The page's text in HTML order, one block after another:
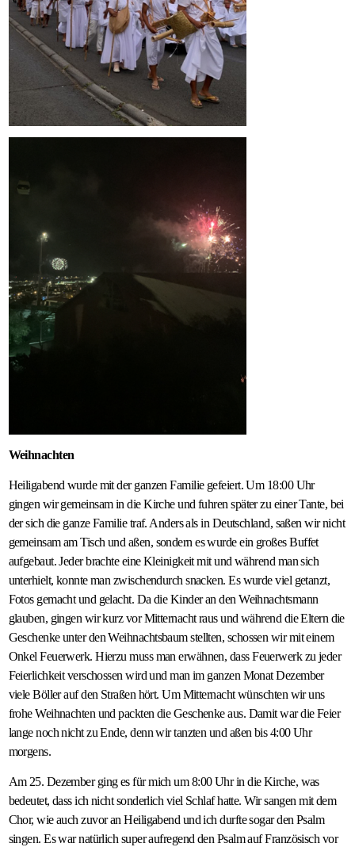
Weihnachten
Heiligabend wurde mit der ganzen Familie gefeiert. Um 18:00 Uhr
gingen wir gemeinsam in die Kirche und fuhren später zu einer Tante, bei
der sich die ganze Familie traf. Anders als in Deutschland, saßen wir nicht
gemeinsam am Tisch und aßen, sondern es wurde ein großes Buffet
aufgebaut. Jeder brachte eine Kleinigkeit mit und während man sich
unterhielt, konnte man zwischendurch snacken. Es wurde viel getanzt,
Fotos gemacht und gelacht. Da die Kinder an den Weihnachtsmann
glauben, gingen wir kurz vor Mitternacht raus und während die Eltern die
Geschenke unter den Weihnachtsbaum stellten, schossen wir mit einem
Onkel Feuerwerk. Hierzu muss man erwähnen, dass Feuerwerk zu jeder
Feierlichkeit verschossen wird und man im ganzen Monat Dezember
viele Böller auf den Straßen hört. Um Mitternacht wünschten wir uns
frohe Weihnachten und packten die Geschenke aus. Damit war die Feier
lange noch nicht zu Ende, denn wir tanzten und aßen bis 4:00 Uhr
morgens.
Am 25. Dezember ging es für mich um 8:00 Uhr in die Kirche, was
bedeutet, dass ich nicht sonderlich viel Schlaf hatte. Wir sangen mit dem
Chor, wie auch zuvor an Heiligabend und ich durfte sogar den Psalm
singen. Es war natürlich super aufregend den Psalm auf Französisch vor